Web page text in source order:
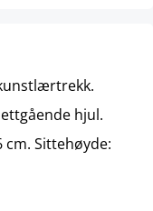
hjul.
cm. Sittehøyde: